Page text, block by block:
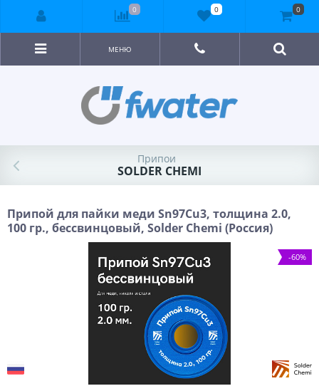
МЕНЮ
Припои
SOLDER CHEMI
Припой для пайки меди Sn97Cu3, толщина 2.0,
100 гр., бессвинцовый, Solder Chemi (Россия)
-60%
0 0 0